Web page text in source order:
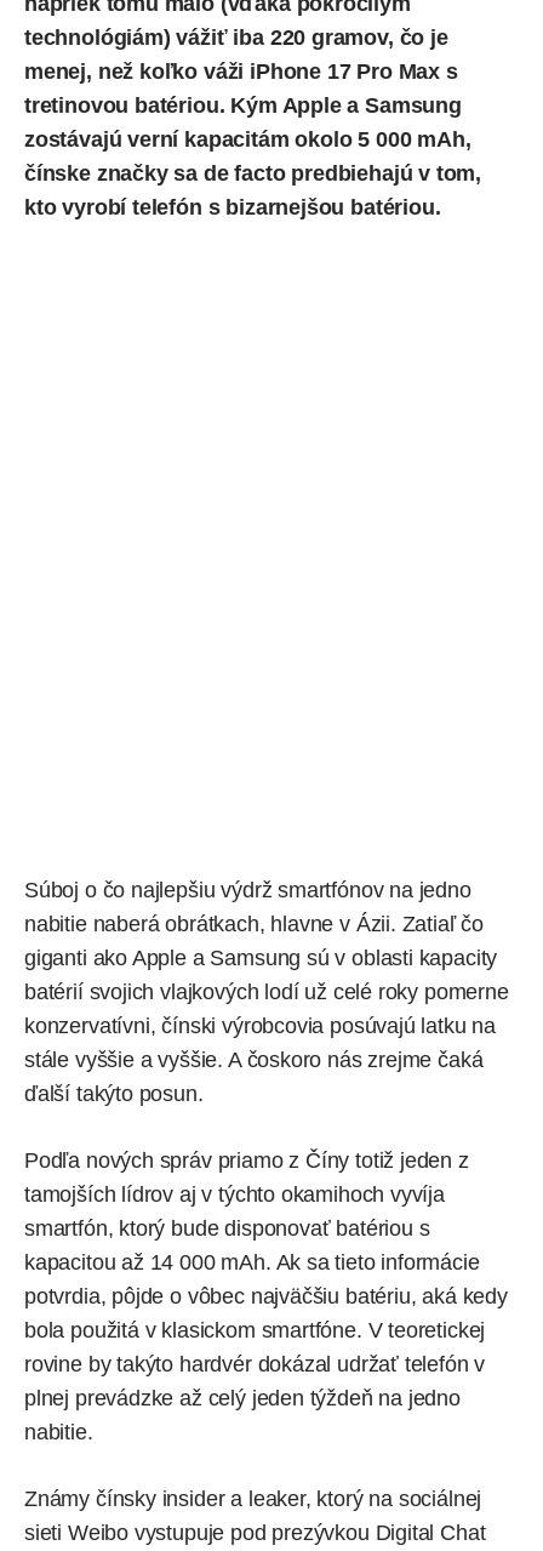
technológiám) vážiť iba 220 gramov, čo je
menej, než koľko váži iPhone 17 Pro Max s
tretinovou batériou. Kým Apple a Samsung
zostávajú verní kapacitám okolo 5 000 mAh,
čínske značky sa de facto predbiehajú v tom,
kto vyrobí telefón s bizarnejšou batériou.
Súboj o čo najlepšiu výdrž smartfónov na jedno
nabitie naberá obrátkach, hlavne v Ázii. Zatiaľ čo
giganti ako Applea Samsung sú v oblasti kapacity
batérií svojich vlajkových lodí už celé roky pomerne
konzervatívni, čínski výrobcovia posúvajú latku na
stále vyššie a vyššie. A čoskoro nás zrejme čaká
ďalší takýto posun.
Podľa nových správ priamo z Číny totiž jeden z
tamojších lídrov aj v týchto okamihoch vyvíja
smartfón, ktorý bude disponovať batériou s
kapacitou až 14 000 mAh. Ak sa tieto informácie
potvrdia, pôjde o vôbec najväčšiu batériu, aká kedy
bola použitá v klasickom smartfóne. V teoretickej
rovine by takýto hardvér dokázal udržať telefón v
plnej prevádzke až celý jeden týždeň na jedno
nabitie.
Známy čínsky insider a leaker, ktorý na sociálnej
sieti Weibo vystupuje pod prezývkou Digital Chat